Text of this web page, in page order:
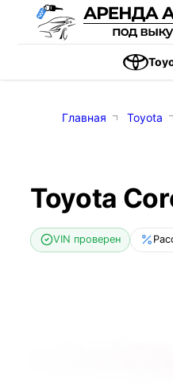
Главная Toyota
Toyota
VIN проверен